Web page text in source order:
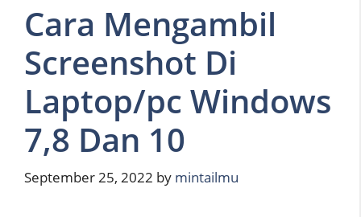
Cara Mengambil
Screenshot Di
Laptop/pc Windows
7,8 Dan 10
September 25, 2022 by mintailmu